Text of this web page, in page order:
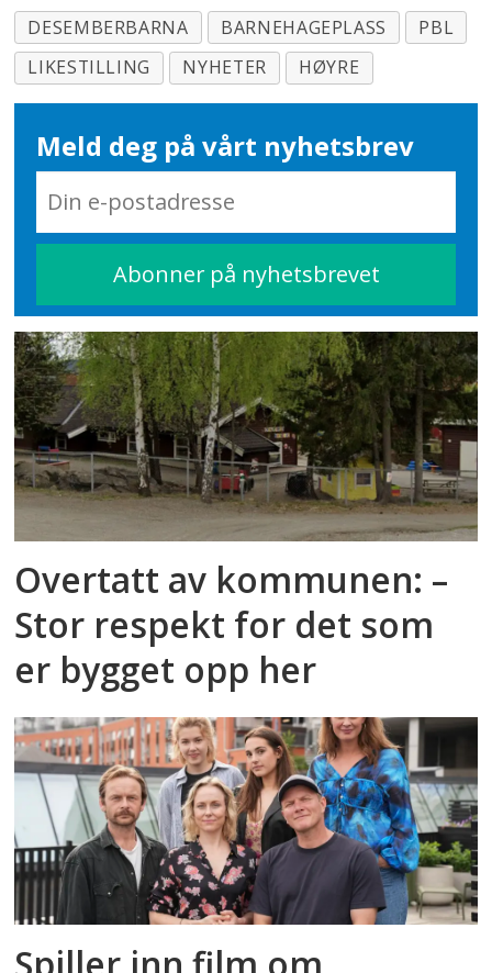
DESEMBERBARNA BARNEHAGEPLASS
PBL
LIKESTILLING
NYHETER HØYRE
Meld deg på vårt nyhetsbrev
Overtatt av kommunen: –
Stor respekt for det som
er bygget opp her
Spiller inn film om